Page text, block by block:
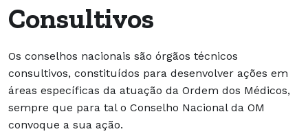
Consultivos
Os conselhos nacionais são órgãos técnicos
consultivos, constituídos para desenvolver ações em
áreas específicas da atuação da Ordem dos Médicos,
sempre que para tal o Conselho Nacional da OM
convoque a sua ação.